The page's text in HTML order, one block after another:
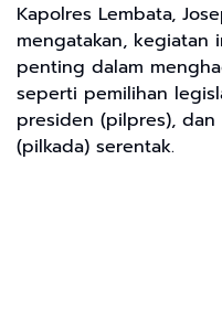
Kapolres Lembata,
mengatakan, kegiatan
penting dalam
seperti pemilihan
presiden (pilpres),
(pilkada) serentak.